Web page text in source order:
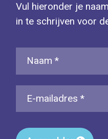
Vul hieronder je
in te schrijven voor